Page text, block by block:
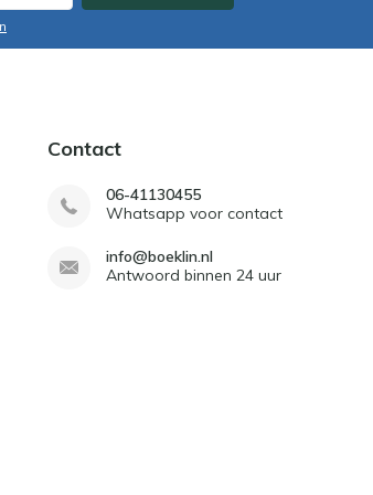
Contact
06-41130455
Whatsapp voor contact
info@boeklin.nl
Antwoord binnen 24 uur